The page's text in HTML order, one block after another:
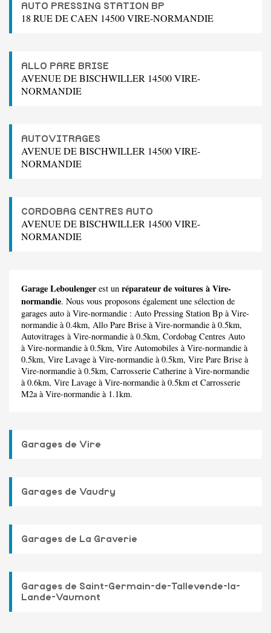
AUTO PRESSING STATION BP
18 RUE DE CAEN 14500 VIRE-NORMANDIE
ALLO PARE BRISE
AVENUE DE BISCHWILLER 14500 VIRE-
NORMANDIE
AUTOVITRAGES
AVENUE DE BISCHWILLER 14500 VIRE-
NORMANDIE
CORDOBAG CENTRES AUTO
AVENUE DE BISCHWILLER 14500 VIRE-
NORMANDIE
Garage Leboulengerest un réparateur de voitures à Vire-
normandie. Nous vous proposons également une sélection de
garages auto à Vire-normandie : Auto Pressing Station Bp à Vire-
normandie à 0.4km, Allo Pare Brise à Vire-normandie à 0.5km,
Autovitrages à Vire-normandie à 0.5km, Cordobag Centres Auto
à Vire-normandie à 0.5km, Vire Automobiles à Vire-normandie à
0.5km, Vire Lavage à Vire-normandie à 0.5km, Vire Pare Brise à
Vire-normandie à 0.5km, Carrosserie Catherine à Vire-normandie
à 0.6km, Vire Lavage à Vire-normandie à 0.5km et Carrosserie
M2aà Vire-normandie à 1.1km.
Garages de Vire
Garages de Vaudry
Garages de La Graverie
Garages de Saint-Germain-de-Tallevende-la-
Lande-Vaumont